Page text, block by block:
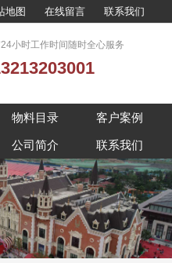
地图 在线留言 联系我们
小时工作时间随时全心服务
物料目录 客户案例
公司简介 联系我们